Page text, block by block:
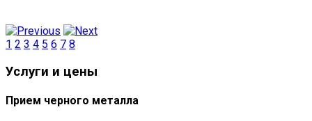
1 2 3 4 5 6 7 8
Услуги и цены
Прием черного металла